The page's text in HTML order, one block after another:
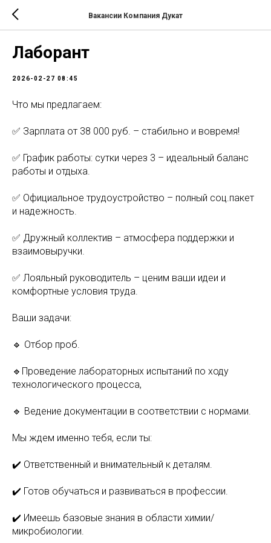
Вакансии Компания Дукат
Лаборант
2026-02-27 08:45
Что мы предлагаем:
✅ Зарплата от 38 000 руб. – стабильно и вовремя!
✅ График работы: сутки через 3 – идеальный баланс
работы и отдыха.
✅ Официальное трудоустройство – полный соц.пакет
и надежность.
✅ Дружный коллектив – атмосфера поддержки и
взаимовыручки.
✅ Лояльный руководитель – ценим ваши идеи и
комфортные условия труда.
Ваши задачи:
🔹 Отбор проб.
🔹Проведение лабораторных испытаний по ходу
технологического процесса,
🔹 Ведение документации в соответствии с нормами.
Мы ждем именно тебя, если ты:
✔️ Ответственный и внимательный к деталям.
✔️ Готов обучаться и развиваться в профессии.
✔️ Имеешь базовые знания в области химии/
микробиологии.